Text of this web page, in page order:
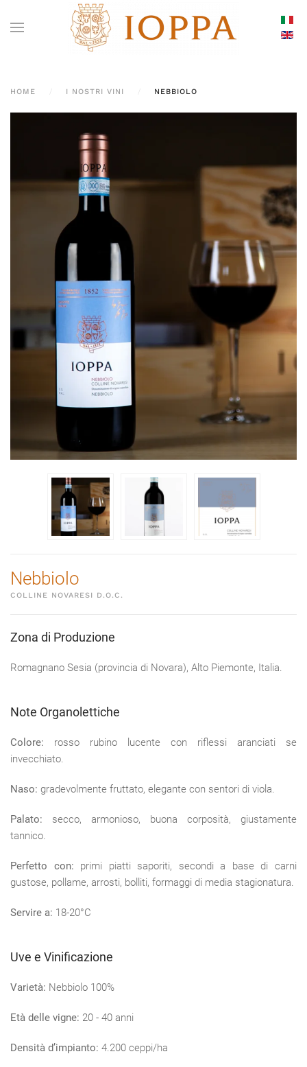
HOME I NOSTRI VINI NEBBIOLO
Nebbiolo
COLLINE NOVARESI D.O.C.
Zona di Produzione
Romagnano Sesia (provincia di Novara), Alto Piemonte, Italia.
Note Organolettiche
Colore: rosso rubino lucente con riflessi aranciati se
invecchiato.
Naso: gradevolmente fruttato, elegante con sentori di viola.
Palato: secco, armonioso, buona corposità, giustamente
tannico.
Perfetto con: primi piatti saporiti, secondi a base di carni
gustose, pollame, arrosti, bolliti, formaggi di media stagionatura.
Servire a: 18-20°C
Uve e Vinificazione
Varietà: Nebbiolo 100%
Età delle vigne: 20 - 40 anni
Densità d’impianto: 4.200 ceppi/ha